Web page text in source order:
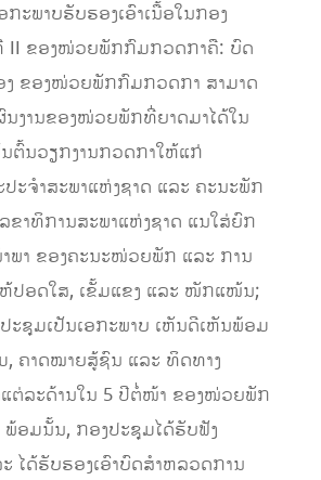
ກະພາບຮັບຮອງເອົາເນື້ອໃນກອງ
II ຂອງໜ່ວຍພັກກົມກວດກາຄື: ບົດ
ງ ຂອງໜ່ວຍພັກກົມກວດກາ ສາມາດ
ງານຂອງໜ່ວຍພັກທີ່ຍາດມາໄດ້ໃນ
ນຕົ້ນວຽກງານກວດກາໃຫ້ແກ່
ະຈຳສະພາແຫ່ງຊາດ ແລະ ຄະນະພັກ
ຂາທິການສະພາແຫ່ງຊາດ ແນໃສ່ຍົກ
ພາ ຂອງຄະນະໜ່ວຍພັກ ແລະ ການ
ປອດໃສ, ເຂັ້ມແຂງ ແລະ ໜັກແໜ້ນ;
ຊຸມເປັນເອກະພາບ ເຫັນດີເຫັນພ້ອມ
, ຄາດໝາຍສູ້ຊົນ ແລະ ທິດທາງ
ແຕ່ລະດ້ານໃນ 5 ປີຕໍ່ໜ້າ ຂອງໜ່ວຍພັກ
ອມນັ້ນ, ກອງປະຊຸມໄດ້ຮັບຟັງ
ໄດ້ຮັບຮອງເອົາບົດສຳຫລວດການ